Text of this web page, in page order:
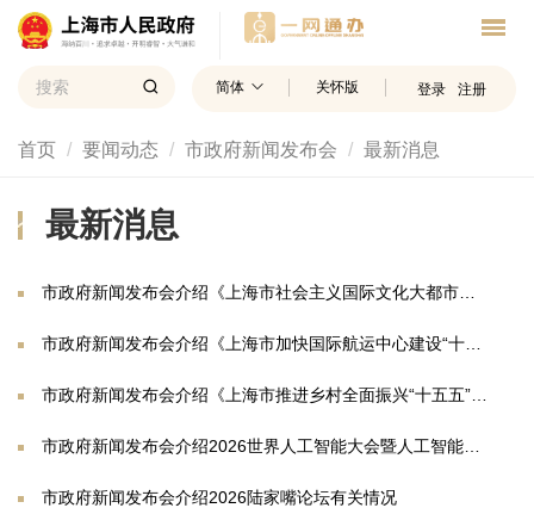
简体 关怀版 登录 注册
首页 要闻动态 市政府新闻发布会 最新消息
最新消息
市政府新闻发布会介绍《上海市社会主义国际文化大都市建设“十五五”规划》有关情况
市政府新闻发布会介绍《上海市加快国际航运中心建设“十五五”规划》有关情况
市政府新闻发布会介绍《上海市推进乡村全面振兴“十五五”规划》有关情况
市政府新闻发布会介绍2026世界人工智能大会暨人工智能全球治理高级别会议筹备进展和人工智能产业发展等情况
市政府新闻发布会介绍2026陆家嘴论坛有关情况